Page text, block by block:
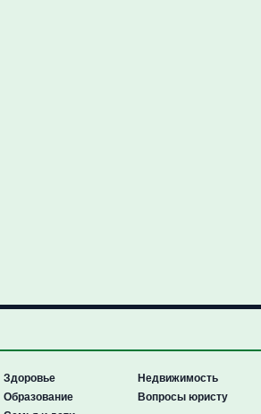
Здоровье
Образование
Недвижимость
Вопросы юристу